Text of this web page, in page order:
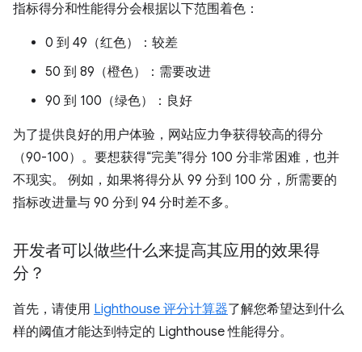
指标得分和性能得分会根据以下范围着色：
0 到 49（红色）：较差
50 到 89（橙色）：需要改进
90 到 100（绿色）：良好
为了提供良好的用户体验，网站应力争获得较高的得分
（90-100）。要想获得“完美”得分 100 分非常困难，也并
不现实。 例如，如果将得分从 99 分到 100 分，所需要的
指标改进量与 90 分到 94 分时差不多。
开发者可以做些什么来提高其应用的效果得
分？
首先，请使用 Lighthouse 评分计算器了解您希望达到什么
样的阈值才能达到特定的 Lighthouse 性能得分。